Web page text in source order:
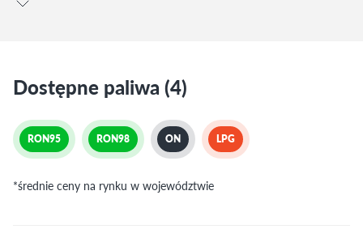
Dostępne paliwa (4)
RON95 RON98 ON LPG
*średnie ceny na rynku w województwie